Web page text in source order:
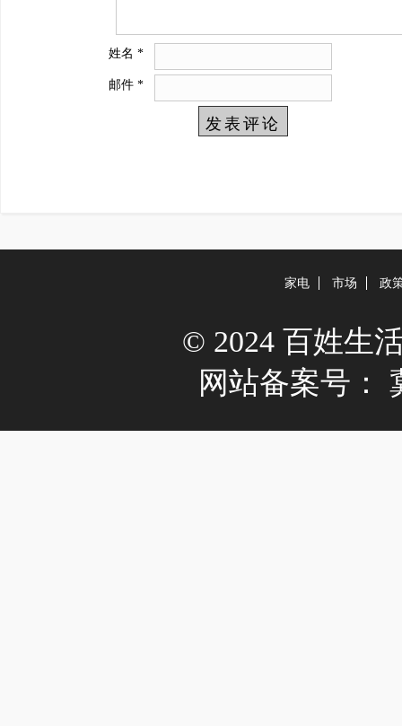
姓名 *
邮件 *
家电 市场 政
© 2024 百姓生
网站备案号：